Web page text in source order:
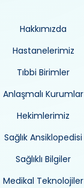
Hakkımızda
Hastanelerimiz
Tıbbi Birimler
Anlaşmalı Kurumlar
Hekimlerimiz
Sağlık Ansiklopedisi
Sağlıklı Bilgiler
Medikal Teknolojiler